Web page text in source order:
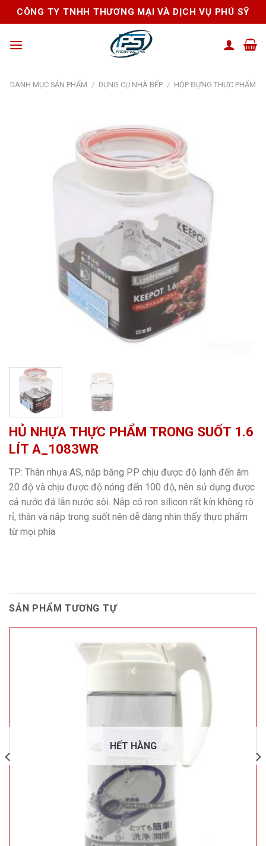
Skip
to
CÔNG TY TNHH THƯƠNG MẠI VÀ DỊCH VỤ PHÚ SỸ
DANH MỤC SẢN PHẨM / DỤNG CỤ NHÀ BẾP / HỘP ĐỰNG THỰC PHẨM
HỦ NHỰA THỰC PHẨM TRONG SUỐT 1.6
LÍT A_1083WR
TP: Thân nhựa AS, nắp bằng PP chịu được độ lạnh đến âm
20 độ và chịu được độ nóng đến 100 độ, nên sử dụng được
cả nước đá lẫn nước sôi. Nắp có ron silicon rất kín không rò
rỉ, thân và nắp trong suốt nên dễ dàng nhìn thấy thực phẩm
từ mọi phía
SẢN PHẨM TƯƠNG TỰ
HẾT HÀNG